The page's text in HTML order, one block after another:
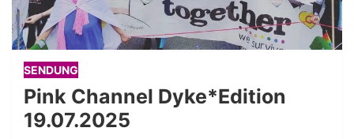
SENDUNG
Pink Channel Dyke*Edition
19.07.2025